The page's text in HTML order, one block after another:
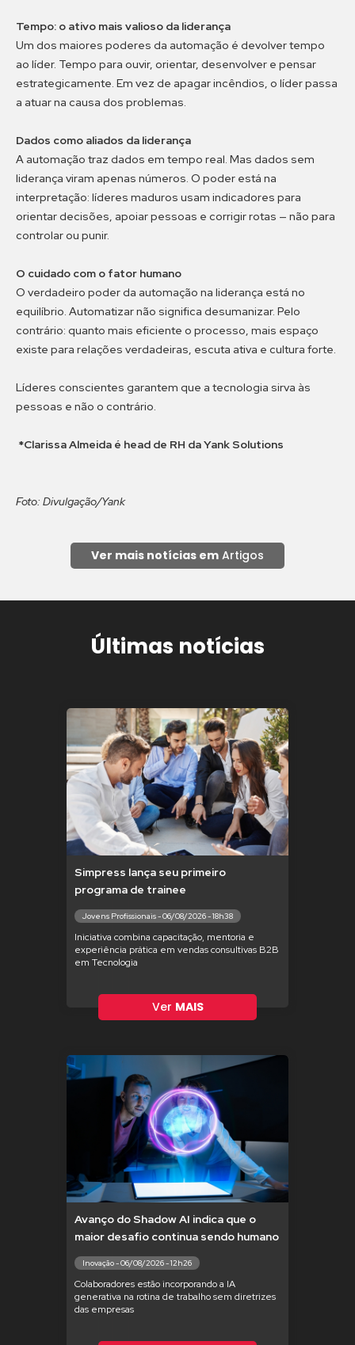
Tempo: o ativo mais valioso da liderança
Um dos maiores poderes da automação é devolver tempo
ao líder. Tempo para ouvir, orientar, desenvolver e pensar
estrategicamente. Em vez de apagar incêndios, o líder passa
a atuar na causa dos problemas.
Dados como aliados da liderança
A automação traz dados em tempo real. Mas dados sem
liderança viram apenas números. O poder está na
interpretação: líderes maduros usam indicadores para
orientar decisões, apoiar pessoas e corrigir rotas — não para
controlar ou punir.
O cuidado com o fator humano
O verdadeiro poder da automação na liderança está no
equilíbrio. Automatizar não significa desumanizar. Pelo
contrário: quanto mais eficiente o processo, mais espaço
existe para relações verdadeiras, escuta ativa e cultura forte.
Líderes conscientes garantem que a tecnologia sirva às
pessoas e não o contrário.
*Clarissa Almeida é head de RH da Yank Solutions
Foto: Divulgação/Yank
Ver mais notícias em Artigos
Últimas notícias
Simpress lança seu primeiro
programa de trainee
Jovens Profissionais - 06/08/2026 - 18h38
Iniciativa combina capacitação, mentoria e
experiência prática em vendas consultivas B2B
em Tecnologia
Ver MAIS
Avanço do Shadow AI indica que o
maior desafio continua sendo humano
Inovação - 06/08/2026 - 12h26
Colaboradores estão incorporando a IA
generativa na rotina de trabalho sem diretrizes
das empresas